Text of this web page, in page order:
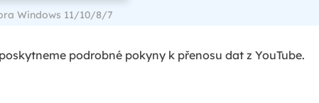
Windows 11/10/8/7
podrobné pokyny k přenosu dat z YouTube.